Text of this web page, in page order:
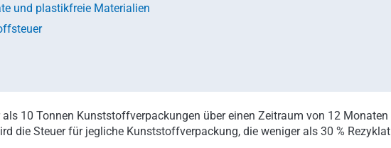
und plastikfreie Materialien
10 Tonnen Kunststoffverpackungen über einen Zeitraum von 12 Monaten
die Steuer für jegliche Kunststoffverpackung, die weniger als 30 % Rezyklat